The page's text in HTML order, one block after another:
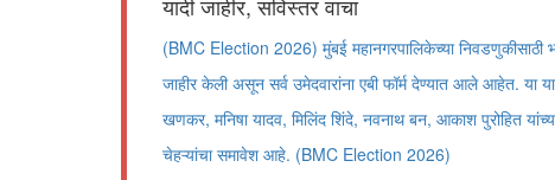
(BMC Election 2026) मुंबई महानगरपालिकेच्या निवडणुकीसाठी
जाहीर केली असून सर्व उमेदवारांना एबी फॉर्म देण्यात आले आहेत. या
खणकर, मनिषा यादव, मिलिंद शिंदे, नवनाथ बन, आकाश पुरोहित
चेहऱ्यांचा समावेश आहे. (BMC Election 2026)